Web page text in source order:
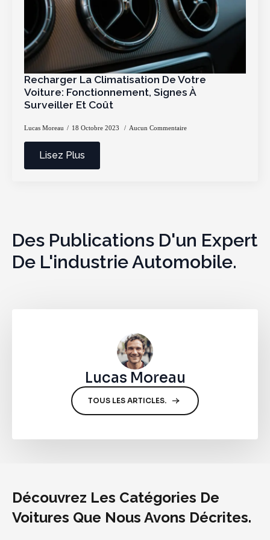
Recharger La Climatisation De Votre
Voiture: Fonctionnement, Signes À
Surveiller Et Coût
Lucas Moreau 18 Octobre 2023 Aucun Commentaire
Lisez Plus
Des Publications D'un Expert
De L'industrie Automobile.
Lucas Moreau
TOUS LES ARTICLES.
Découvrez Les Catégories De
Voitures Que Nous Avons Décrites.